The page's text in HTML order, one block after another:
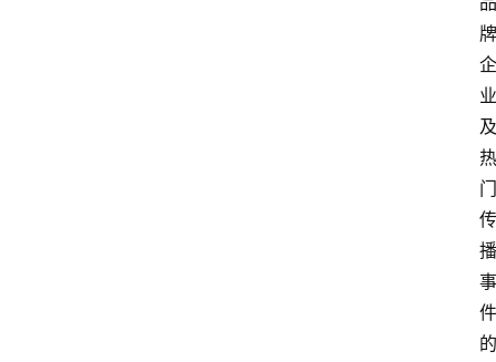
牌
企
业
及
热
门
传
播
事
件
的